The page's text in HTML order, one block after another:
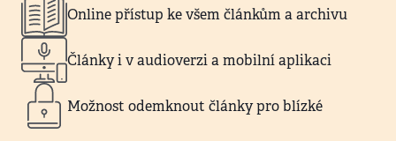
Online přístup ke všem článkům a archivu
Články i v audioverzi a mobilní aplikaci
Možnost odemknout články pro blízké